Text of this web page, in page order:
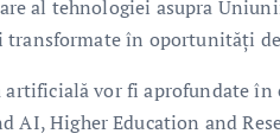
al tehnologiei asupra
în oportunități de
vor fi aprofundate
AI, Higher Education and